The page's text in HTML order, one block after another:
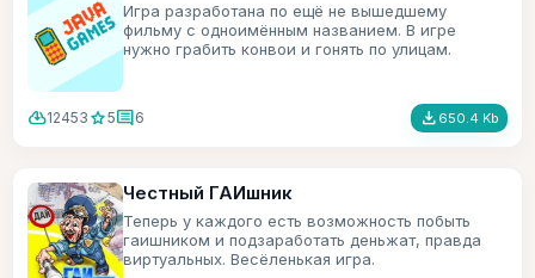
Игра разработана по ещё не вышедшему
фильму с одноимённым названием. В игре
нужно грабить конвои и гонять по улицам.
cloud_download12453 star5comment6 file_download 650.4 Kb
Честный ГАИшник
Теперь у каждого есть возможность побыть
гаишником и подзаработать деньжат, правда
виртуальных. Весёленькая игра.